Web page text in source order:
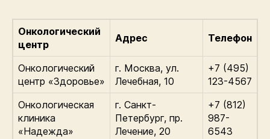
Онкологический
центр
Адрес Телефон
Онкологический
центр «Здоровье»
г. Москва, ул.
Лечебная, 10
+7 (495)
123-4567
Онкологическая
клиника
«Надежда»
г. Санкт-
Петербург, пр.
Лечение, 20
+7 (812)
987-
6543